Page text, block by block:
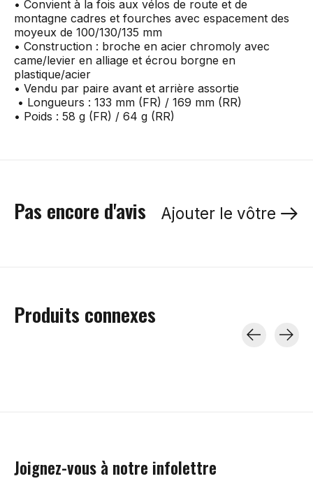
• Convient à la fois aux vélos de route et de
montagne cadres et fourches avec espacement des
moyeux de 100/130/135 mm
• Construction : broche en acier chromoly avec
came/levier en alliage et écrou borgne en
plastique/acier
• Vendu par paire avant et arrière assortie
• Longueurs : 133 mm (FR) / 169 mm (RR)
• Poids : 58 g (FR) / 64 g (RR)
Pas encore d'avis Ajouter le vôtre
Produits connexes
Joignez-vous à notre infolettre